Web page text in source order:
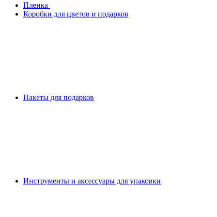
Плeнка
Коробки для цветов и подарков
Пакеты для подарков
Инструменты и аксессуары для упаковки